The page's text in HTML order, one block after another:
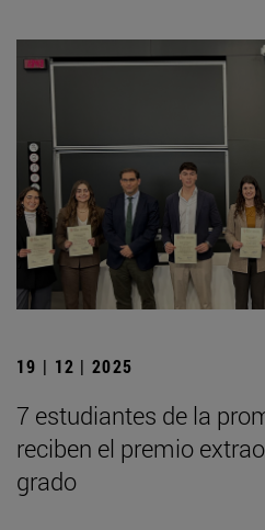
19 | 12 | 2025
7 estudiantes de la
reciben el premio
grado